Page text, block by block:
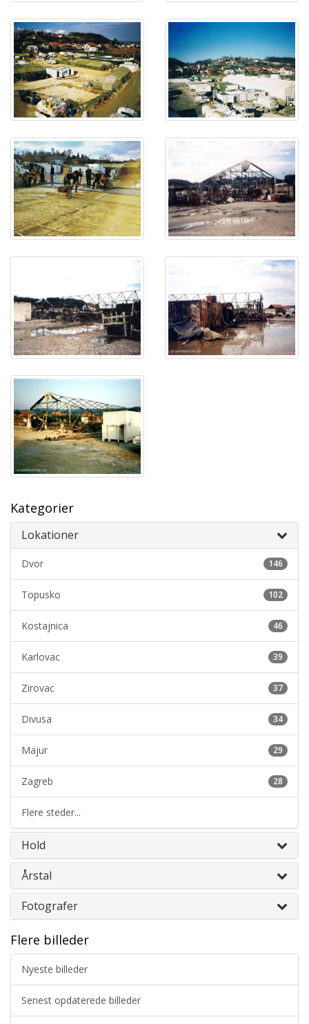
Kategorier
Lokationer
146
Dvor
102
Topusko
46
Kostajnica
39
Karlovac
37
Zirovac
34
Divusa
29
Majur
28
Zagreb
Flere steder...
Hold
Årstal
Fotografer
Flere billeder
Nyeste billeder
Senest opdaterede billeder